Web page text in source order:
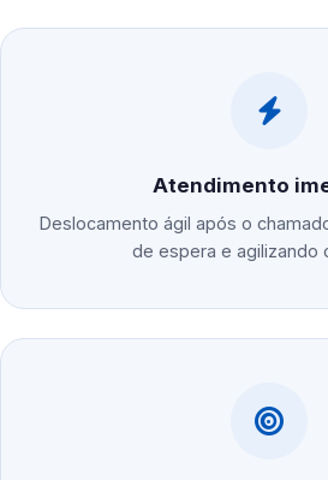
Atendimento
Deslocamento ágil após o
de espera e agilizando